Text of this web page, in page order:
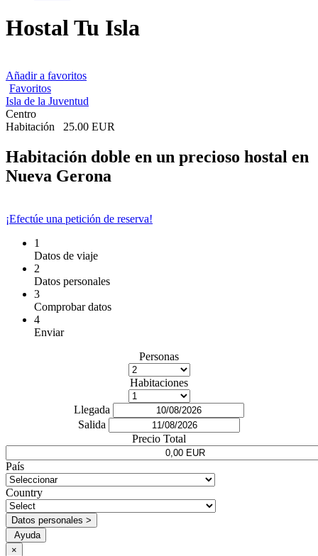
Hostal Tu Isla
Añadir a favoritos
Favoritos
Isla de la Juventud
Centro
Habitación
25.00 EUR
Habitación doble en un precioso hostal en
Nueva Gerona
¡Efectúe una petición de reserva!
1
Datos de viaje
2
Datos personales
3
Comprobar datos
4
Enviar
Personas
Habitaciones
Llegada
Salida
Precio Total
País
Country
Datos personales >
Ayuda
×